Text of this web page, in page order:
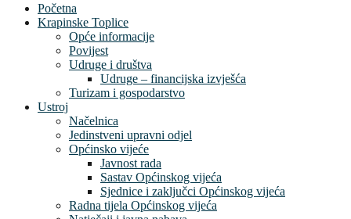
Početna
Krapinske Toplice
Opće informacije
Povijest
Udruge i društva
Udruge – financijska izvješća
Turizam i gospodarstvo
Ustroj
Načelnica
Jedinstveni upravni odjel
Općinsko vijeće
Javnost rada
Sastav Općinskog vijeća
Sjednice i zaključci Općinskog vijeća
Radna tijela Općinskog vijeća